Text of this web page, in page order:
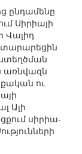
ընդամենը
Սիրիայի
Վալիդ
առնվազն
ու
Ալի
սիրիա-